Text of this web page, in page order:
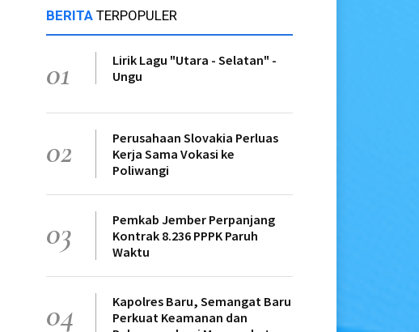
BERITA TERPOPULER
01
Lirik Lagu "Utara - Selatan" -
Ungu
02
Perusahaan Slovakia Perluas
Kerja Sama Vokasi ke
Poliwangi
03
Pemkab Jember Perpanjang
Kontrak 8.236 PPPK Paruh
Waktu
04
Kapolres Baru, Semangat Baru
Perkuat Keamanan dan